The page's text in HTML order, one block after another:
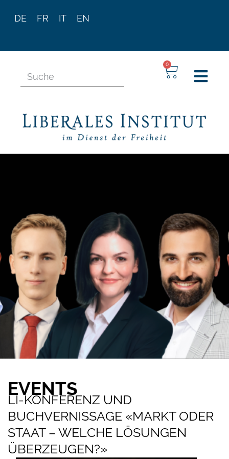
DE FR IT EN
0
EVENTS​
LI-KONFERENZ UND
BUCHVERNISSAGE «MARKT ODER
STAAT – WELCHE LÖSUNGEN
ÜBERZEUGEN?»